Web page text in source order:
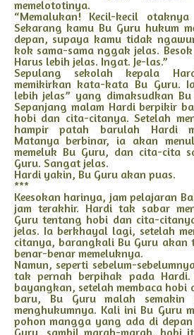
memelototinya.
“Memalukan! Kecil-kecil
Sekarang kamu Bu Guru hukum
depan, supaya kamu tidak
kok sama-sama nggak jelas.
Harus lebih jelas. Ingat. Je-las.”
Sepulang sekolah kepala
memikirkan kata-kata Bu Guru.
lebih jelas” yang dimaksudkan
Sepanjang malam Hardi berpikir
hobi dan cita-citanya. Setelah
hampir patah barulah Hardi
Matanya berbinar, ia akan
memeluk Bu Guru, dan cita-cita
Guru. Sangat jelas.
Hardi yakin, Bu Guru akan puas.
***
Keesokan harinya, jam pelajaran
jam terakhir. Hardi tak sabar
Guru tentang hobi dan cita-
jelas. Ia berkhayal lagi, setelah
citanya, barangkali Bu Guru akan
benar-benar memeluknya.
Namun, seperti sebelum-
tak pernah berpihak pada
bayangkan, setelah membaca
baru, Bu Guru malah semakin
menghukumnya. Kali ini Bu Guru
pohon mangga yang ada di
Guru, sambil marah-marah, hobi